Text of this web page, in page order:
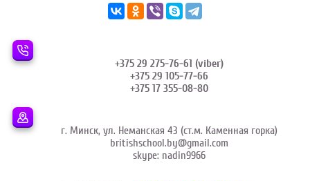
+375 29 275-76-61 (viber)
+375 29 105-77-66
+375 17 355-08-80
г. Минск, ул. Неманская 43 (ст.м. Каменная горка)
britishschool.by@gmail.com
skype: nadin9966